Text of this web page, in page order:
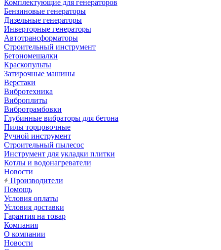
Комплектующие для генераторов
Бензиновые генераторы
Дизельные генераторы
Инверторные генераторы
Автотрансформаторы
Строительный инструмент
Бетономешалки
Краскопульты
Затирочные машины
Верстаки
Вибротехника
Виброплиты
Вибротрамбовки
Глубинные вибраторы для бетона
Пилы торцовочные
Ручной инструмент
Строительный пылесос
Инструмент для укладки плитки
Котлы и водонагреватели
Новости
Производители
Помощь
Условия оплаты
Условия доставки
Гарантия на товар
Компания
О компании
Новости